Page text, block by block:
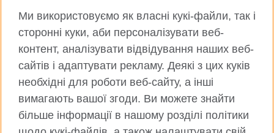
Facebook Twitter
Instagram Flickr
TikTok YouTube
Ми використовуємо як власні кукі-файли, так і
сторонні куки, аби персоналізувати веб-
контент, аналізувати відвідування наших веб-
сайтів і адаптувати рекламу. Деякі з цих куків
необхідні для роботи веб-сайту, а інші
вимагають вашої згоди. Ви можете знайти
більше інформації в нашому розділі політики